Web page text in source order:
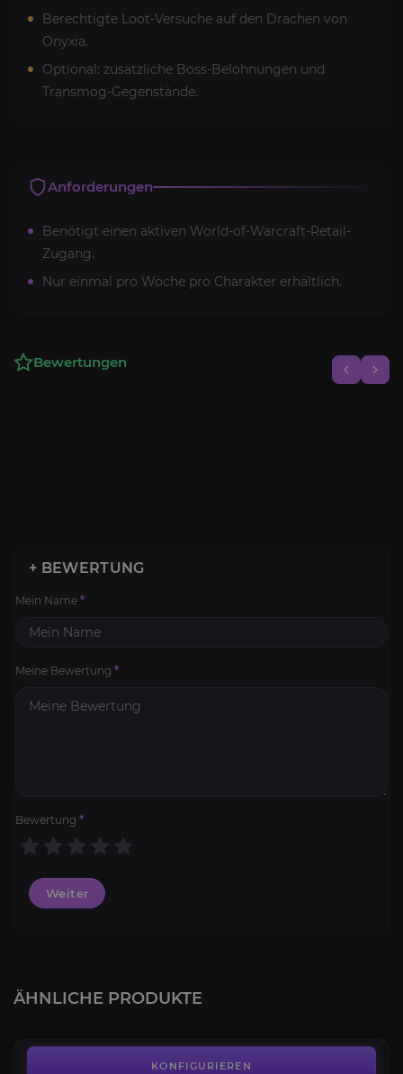
Berechtigte Loot-Versuche auf den Drachen von
Onyxia.
Optional: zusätzliche Boss-Belohnungen und
Transmog-Gegenstände.
Anforderungen
Benötigt einen aktiven World-of-Warcraft-Retail-
Zugang.
Nur einmal pro Woche pro Charakter erhältlich.
Bewertungen
+ BEWERTUNG
Mein Name *
Meine Bewertung *
Bewertung *
Weiter
ÄHNLICHE PRODUKTE
KONFIGURIEREN
Mimirons Kopf